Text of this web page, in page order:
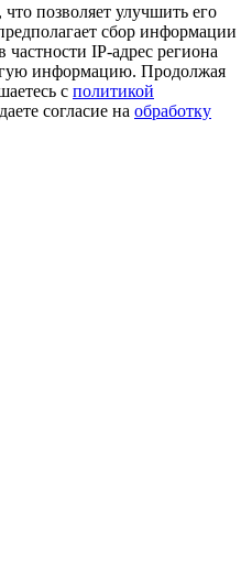
позволяет улучшить его
сбор информации
частности IP-адрес региона
информацию. Продолжая
с политикой
согласие на обработку